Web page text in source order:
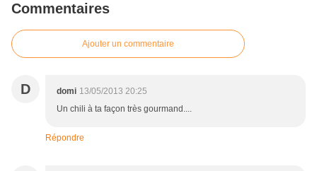
Commentaires
Ajouter un commentaire
D domi 13/05/2013 20:25
Un chili à ta façon très gourmand....
Répondre